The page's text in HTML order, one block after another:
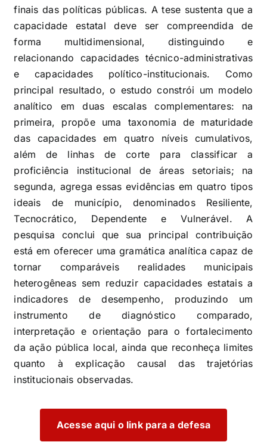
finais das políticas públicas. A tese sustenta que a
capacidade estatal deve ser compreendida de
forma multidimensional, distinguindo e
relacionando capacidades técnico-administrativas
e capacidades político-institucionais. Como
principal resultado, o estudo constrói um modelo
analítico em duas escalas complementares: na
primeira, propõe uma taxonomia de maturidade
das capacidades em quatro níveis cumulativos,
além de linhas de corte para classificar a
proficiência institucional de áreas setoriais; na
segunda, agrega essas evidências em quatro tipos
ideais de município, denominados Resiliente,
Tecnocrático, Dependente e Vulnerável. A
pesquisa conclui que sua principal contribuição
está em oferecer uma gramática analítica capaz de
tornar comparáveis realidades municipais
heterogêneas sem reduzir capacidades estatais a
indicadores de desempenho, produzindo um
instrumento de diagnóstico comparado,
interpretação e orientação para o fortalecimento
da ação pública local, ainda que reconheça limites
quanto à explicação causal das trajetórias
institucionais observadas.
Acesse aqui o link para a defesa